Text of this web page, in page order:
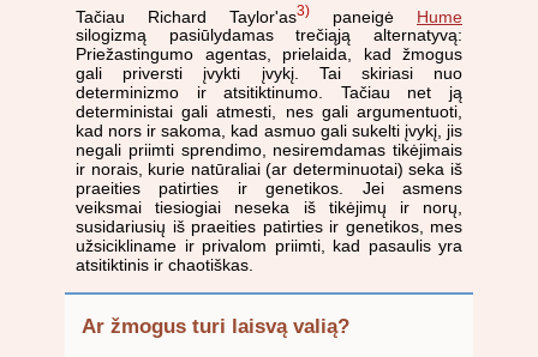
Tačiau Richard Taylor'as3) paneigė Hume
silogizmą pasiūlydamas trečiąją alternatyvą:
Priežastingumo agentas, prielaida, kad žmogus
gali priversti įvykti įvykį. Tai skiriasi nuo
determinizmo ir atsitiktinumo. Tačiau net ją
deterministai gali atmesti, nes gali argumentuoti,
kad nors ir sakoma, kad asmuo gali sukelti įvykį, jis
negali priimti sprendimo, nesiremdamas tikėjimais
ir norais, kurie natūraliai (ar determinuotai) seka iš
praeities patirties ir genetikos. Jei asmens
veiksmai tiesiogiai neseka iš tikėjimų ir norų,
susidariusių iš praeities patirties ir genetikos, mes
užsicikliname ir privalom priimti, kad pasaulis yra
atsitiktinis ir chaotiškas.
Ar žmogus turi laisvą valią?